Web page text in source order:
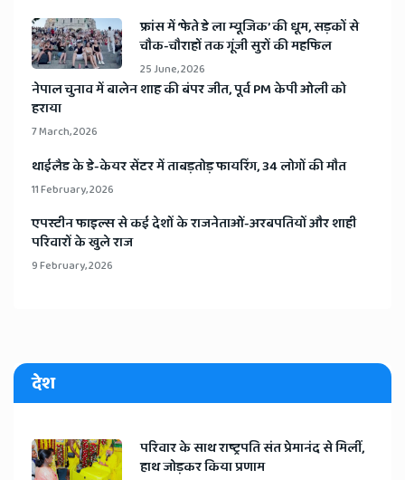
​फ्रांस में ‘फेते डे ला म्यूजिक’ की धूम, सड़कों से
चौक-चौराहों तक गूंजी सुरों की महफिल
25 June, 2026
​नेपाल चुनाव में बालेन शाह की बंपर जीत, पूर्व PM केपी ओली को
हराया
7 March, 2026
​थाईलैड के डे-केयर सेंटर में ताबड़तोड़ फायरिंग, 34 लोगों की मौत
11 February, 2026
​एपस्टीन फाइल्स से कई देशों के राजनेताओं-अरबपतियों और शाही
परिवारों के खुले राज
9 February, 2026
देश
​परिवार के साथ राष्ट्रपति संत प्रेमानंद से मिलीं,
हाथ जोड़कर किया प्रणाम